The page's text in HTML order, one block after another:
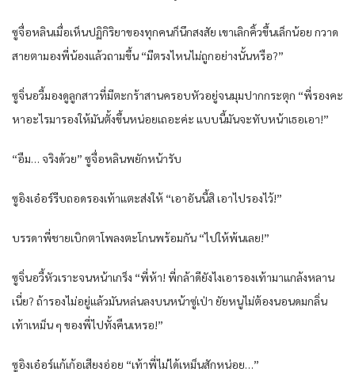
ซูจื่อหลินเมื่อเห็นปฏิกิริยาของทุกคนก็นึกสงสัย เขาเลิกคิ้วขึ้นเล็กน้อย กวาด
สายตามองพี่น้องแล้วถามขึ้น “มีตรงไหนไม่ถูกอย่างนั้นหรือ?”
ซูจิ่นอวี้มองดูลูกสาวที่มีตะกร้าสานครอบหัวอยู่จนมุมปากกระตุก “พี่รองคะ
หาอะไรมารองให้มันตั้งขึ้นหน่อยเถอะค่ะ แบบนี้มันจะทับหน้าเธอเอา!”
“อืม… จริงด้วย” ซูจื่อหลินพยักหน้ารับ
ซูอิงเอ๋อร์รีบถอดรองเท้าแตะส่งให้ “เอาอันนี้สิ เอาไปรองไว้!”
บรรดาพี่ชายเบิกตาโพลงตะโกนพร้อมกัน “ไปให้พ้นเลย!”
ซูจิ่นอวี้หัวเราะจนหน้าเกร็ง “พี่ห้า! พี่กล้าดียังไงเอารองเท้ามาแกล้งหลาน
เนี่ย? ถ้ารองไม่อยู่แล้วมันหล่นลงบนหน้าซู่เป่า ยัยหนูไม่ต้องนอนดมกลิ่น
เท้าเหม็น ๆ ของพี่ไปทั้งคืนเหรอ!”
ซูอิงเอ๋อร์แก้เก้อเสียงอ่อย “เท้าพี่ไม่ได้เหม็นสักหน่อย…”